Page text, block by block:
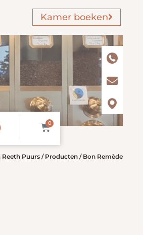
Kamer boeken
0
Reeth Puurs/ Producten / Bon Remède